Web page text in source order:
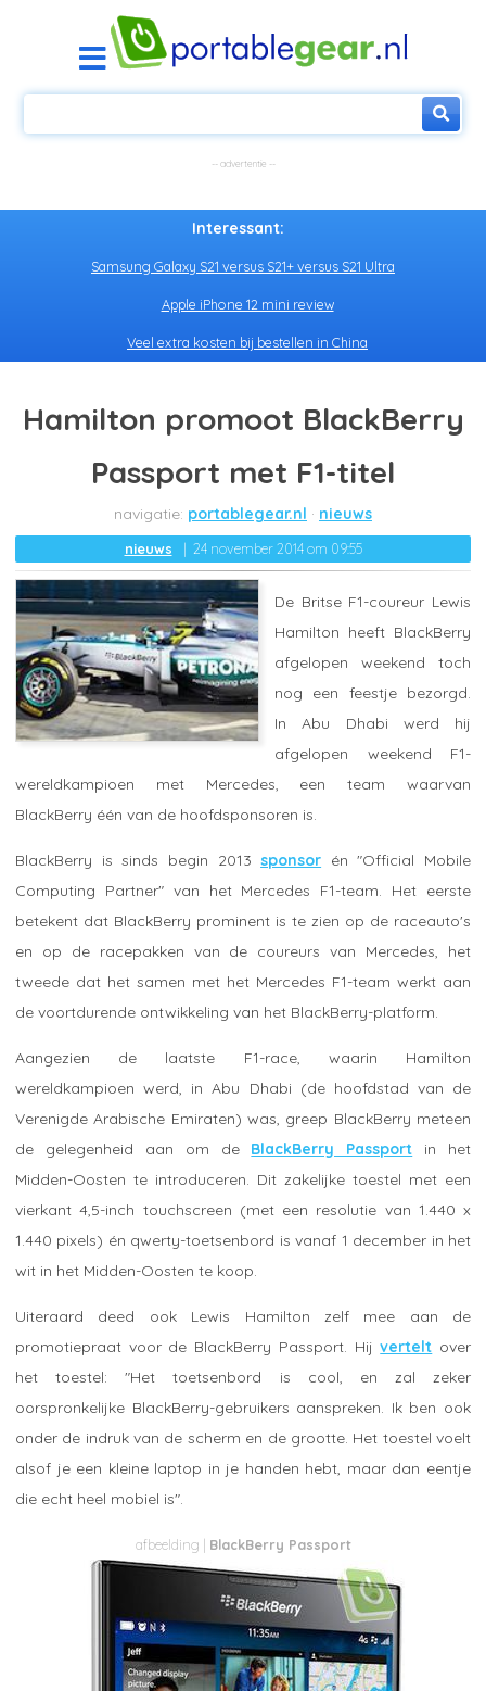
Interessant:
Samsung Galaxy S21 versus S21+ versus S21 Ultra
Apple iPhone 12 mini review
Veel extra kosten bij bestellen in China
Hamilton promoot BlackBerry
Passport met F1-titel
portablegear.nl nieuws
nieuws 24 november 2014 om 09:55
De Britse F1-coureur Lewis
Hamilton heeft BlackBerry
afgelopen weekend toch
nog een feestje bezorgd.
In Abu Dhabi werd hij
afgelopen weekend F1-
wereldkampioen met Mercedes, een team waarvan
BlackBerry één van de hoofdsponsoren is.
BlackBerry is sinds begin 2013sponsor én "Official Mobile
Computing Partner" van het Mercedes F1-team. Het eerste
betekent dat BlackBerry prominent is te zien op de raceauto's
en op de racepakken van de coureurs van Mercedes, het
tweede dat het samen met het Mercedes F1-team werkt aan
de voortdurende ontwikkeling van het BlackBerry-platform.
Aangezien de laatste F1-race, waarin Hamilton
wereldkampioen werd, in Abu Dhabi (de hoofdstad van de
Verenigde Arabische Emiraten) was, greep BlackBerry meteen
de gelegenheid aan om de BlackBerry Passport in het
Midden-Oosten te introduceren. Dit zakelijke toestel met een
vierkant 4,5-inch touchscreen (met een resolutie van 1.440 x
1.440 pixels) én qwerty-toetsenbord is vanaf 1 december in het
wit in het Midden-Oosten te koop.
Uiteraard deed ook Lewis Hamilton zelf mee aan de
promotiepraat voor de BlackBerry Passport. Hijvertelt over
het toestel: "Het toetsenbord is cool, en zal zeker
oorspronkelijke BlackBerry-gebruikers aanspreken. Ik ben ook
onder de indruk van de scherm en de grootte. Het toestel voelt
alsof je een kleine laptop in je handen hebt, maar dan eentje
die echt heel mobiel is".
BlackBerry Passport